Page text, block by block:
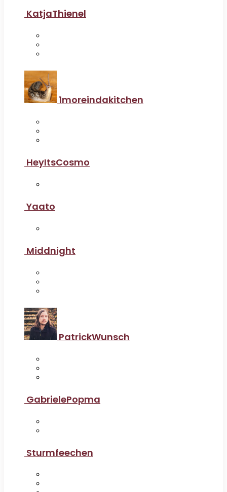
KatjaThienel
1moreindakitchen
HeyItsCosmo
Yaato
Middnight
PatrickWunsch
GabrielePopma
Sturmfeechen